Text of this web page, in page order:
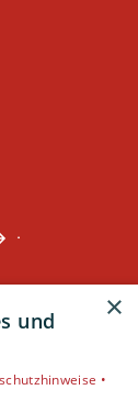
·
×
und
•